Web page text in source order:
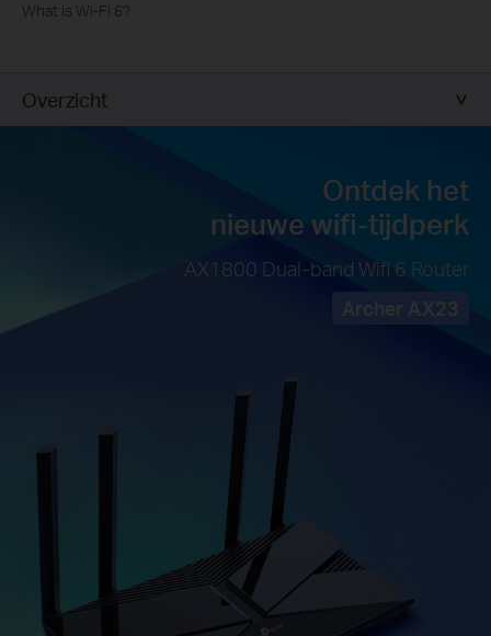
What is Wi-Fi 6?
Overzicht
Ontdek het
nieuwe wifi-tijdperk
AX1800 Dual-band Wifi 6 Router
Archer AX23